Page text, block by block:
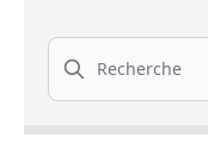
Recherche